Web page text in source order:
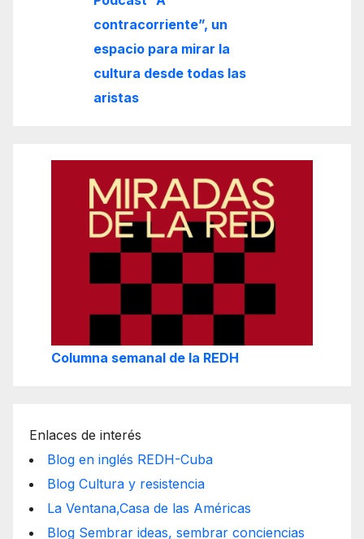
contracorriente”, un
espacio para mirar la
cultura desde todas las
aristas
Columna semanal de la REDH
Enlaces de interés
Blog en inglés REDH-Cuba
Blog Cultura y resistencia
La Ventana,Casa de las Américas
Blog Sembrar ideas, sembrar conciencias